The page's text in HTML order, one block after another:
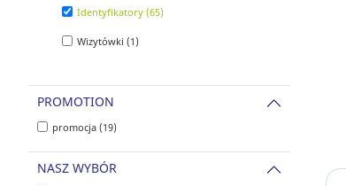
Identyfikatory (65)
Wizytówki (1)
PROMOTION
promocja (19)
NASZ WYBÓR